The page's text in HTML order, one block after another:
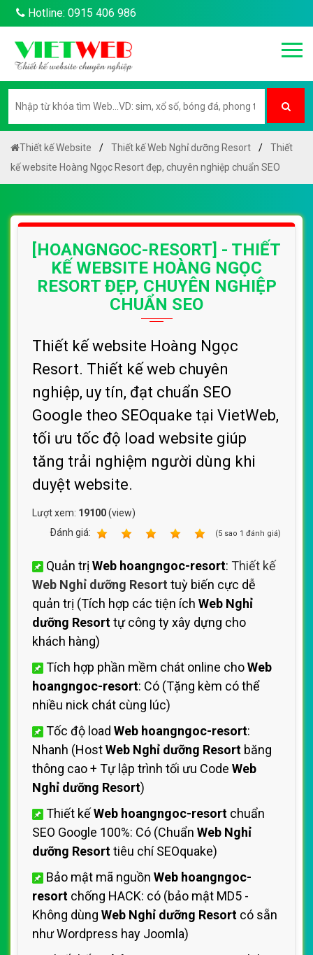
Hotline: 0915 406 986
Thiết kế Website Thiết kế Web Nghỉ dưỡng Resort
Thiết
kế website Hoàng Ngọc Resort đẹp, chuyên nghiệp chuẩn SEO
[HOANGNGOC-RESORT] - THIẾT
KẾ WEBSITE HOÀNG NGỌC
RESORT ĐẸP, CHUYÊN NGHIỆP
CHUẨN SEO
Thiết kế website Hoàng Ngọc
Resort. Thiết kế web chuyên
nghiệp, uy tín, đạt chuẩn SEO
Google theo SEOquake tại VietWeb,
tối ưu tốc độ load website giúp
tăng trải nghiệm người dùng khi
duyệt website.
Lượt xem: 19100(view)
Ðánh giá:
(5 sao 1 đánh giá)
Quản trị Web hoangngoc-resort: Thiết kế
Web Nghỉ dưỡng Resort tuỳ biến cực dễ
quản trị (Tích hợp các tiện ích Web Nghỉ
dưỡng Resorttự công ty xây dựng cho
khách hàng)
Tích hợp phần mềm chát online choWeb
hoangngoc-resort: Có (Tặng kèm có thể
nhiều nick chát cùng lúc)
Tốc độ load Web hoangngoc-resort:
Nhanh (HostWeb Nghỉ dưỡng Resort băng
thông cao + Tự lập trình tối ưu Code Web
Nghỉ dưỡng Resort)
Thiết kếWeb hoangngoc-resort chuẩn
SEO Google 100%: Có (Chuẩn Web Nghỉ
dưỡng Resorttiêu chí SEOquake)
Bảo mật mã nguồn Web hoangngoc-
resort chống HACK: có (bảo mật MD5 -
Không dùng Web Nghỉ dưỡng Resort có sẵn
như Wordpress hay Joomla)